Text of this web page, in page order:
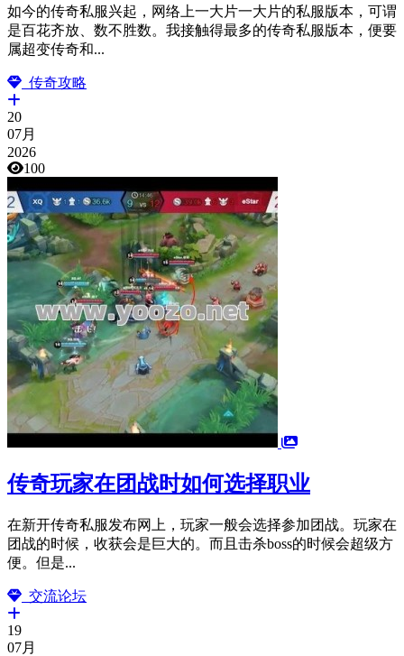
如今的传奇私服兴起，网络上一大片一大片的私服版本，可谓
是百花齐放、数不胜数。我接触得最多的传奇私服版本，便要
属超变传奇和...
传奇攻略
20
07月
2026
100
传奇玩家在团战时如何选择职业
在新开传奇私服发布网上，玩家一般会选择参加团战。玩家在
团战的时候，收获会是巨大的。而且击杀boss的时候会超级方
便。但是...
交流论坛
19
07月